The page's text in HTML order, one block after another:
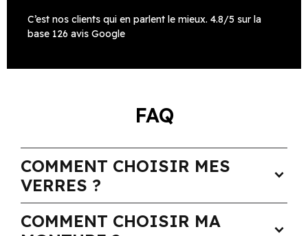
C’est nos clients qui en parlent le mieux. 4.8/5 sur la
base 126 avis Google
FAQ
COMMENT CHOISIR MES
VERRES ?
expand_more
COMMENT CHOISIR MA
expand_more